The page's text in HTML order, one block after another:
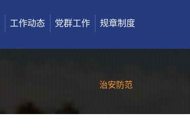
工作动态 党群工作 规章制度
治安防范